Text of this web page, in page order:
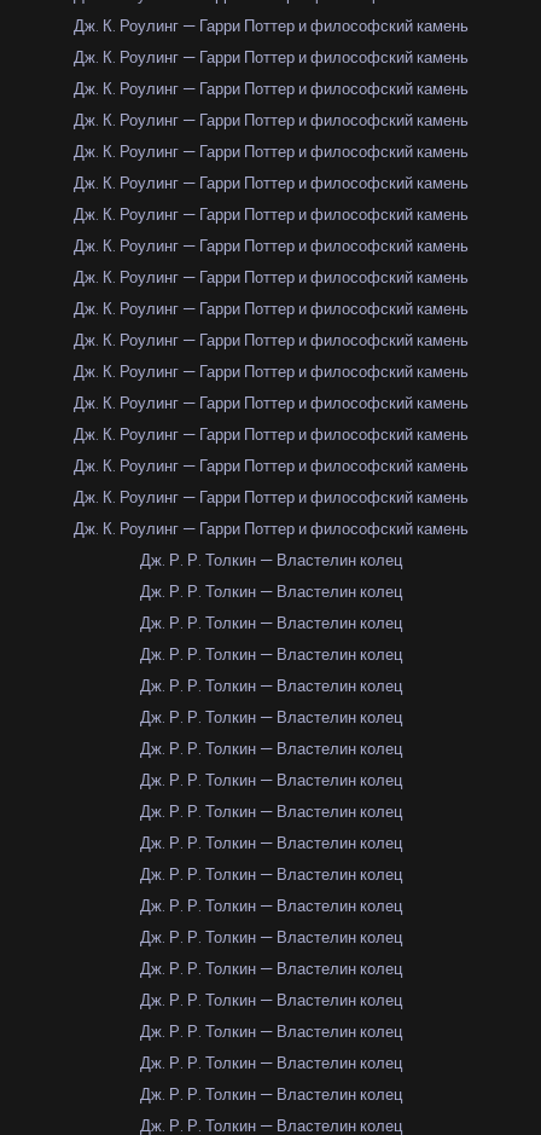
Дж. К. Роулинг — Гарри Поттер и философский камень
Дж. К. Роулинг — Гарри Поттер и философский камень
Дж. К. Роулинг — Гарри Поттер и философский камень
Дж. К. Роулинг — Гарри Поттер и философский камень
Дж. К. Роулинг — Гарри Поттер и философский камень
Дж. К. Роулинг — Гарри Поттер и философский камень
Дж. К. Роулинг — Гарри Поттер и философский камень
Дж. К. Роулинг — Гарри Поттер и философский камень
Дж. К. Роулинг — Гарри Поттер и философский камень
Дж. К. Роулинг — Гарри Поттер и философский камень
Дж. К. Роулинг — Гарри Поттер и философский камень
Дж. К. Роулинг — Гарри Поттер и философский камень
Дж. К. Роулинг — Гарри Поттер и философский камень
Дж. К. Роулинг — Гарри Поттер и философский камень
Дж. К. Роулинг — Гарри Поттер и философский камень
Дж. К. Роулинг — Гарри Поттер и философский камень
Дж. К. Роулинг — Гарри Поттер и философский камень
Дж. Р. Р. Толкин — Властелин колец
Дж. Р. Р. Толкин — Властелин колец
Дж. Р. Р. Толкин — Властелин колец
Дж. Р. Р. Толкин — Властелин колец
Дж. Р. Р. Толкин — Властелин колец
Дж. Р. Р. Толкин — Властелин колец
Дж. Р. Р. Толкин — Властелин колец
Дж. Р. Р. Толкин — Властелин колец
Дж. Р. Р. Толкин — Властелин колец
Дж. Р. Р. Толкин — Властелин колец
Дж. Р. Р. Толкин — Властелин колец
Дж. Р. Р. Толкин — Властелин колец
Дж. Р. Р. Толкин — Властелин колец
Дж. Р. Р. Толкин — Властелин колец
Дж. Р. Р. Толкин — Властелин колец
Дж. Р. Р. Толкин — Властелин колец
Дж. Р. Р. Толкин — Властелин колец
Дж. Р. Р. Толкин — Властелин колец
Дж. Р. Р. Толкин — Властелин колец